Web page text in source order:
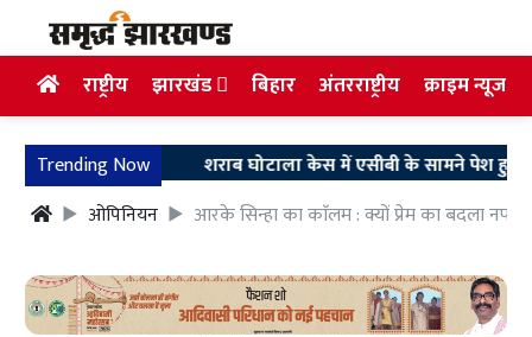
राष्ट्रीय झारखंड बिहार अंतरराष्ट्रीय क्राइम न्यूज
Trending Nowशराब घोटाला केस में एसीबी के सामने पेश हुए अरुण
ओपिनियन
आरके सिन्हा का काॅलम : क्यों प्रेम का बदला